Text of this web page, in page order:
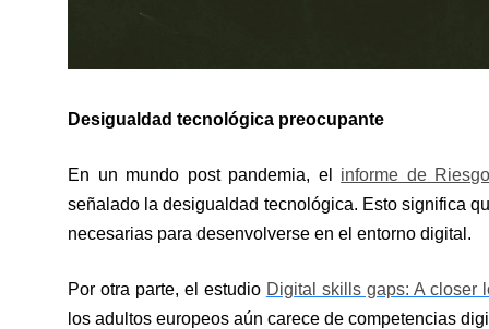
Desigualdad tecnológica preocupante
En un mundo post pandemia, el informe de
señalado la desigualdad tecnológica. Esto significa
necesarias para desenvolverse en el entorno digital.
Por otra parte, el estudio Digital skills gaps: A closer
los adultos europeos aún carece de competencias